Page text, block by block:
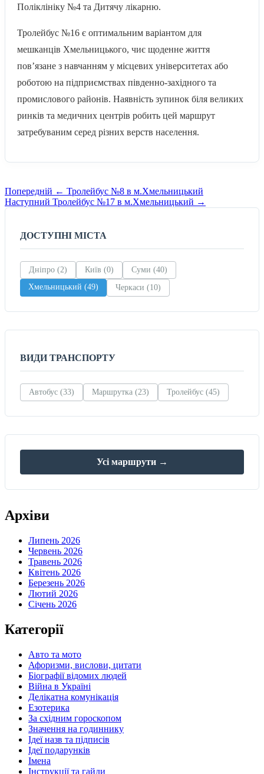
Поліклініку №4 та Дитячу лікарню.
Тролейбус №16 є оптимальним варіантом для
мешканців Хмельницького, чиє щоденне життя
пов’язане з навчанням у місцевих університетах або
роботою на підприємствах південно-західного та
промислового районів. Наявність зупинок біля великих
ринків та медичних центрів робить цей маршрут
затребуваним серед різних верств населення.
Навігація
записів
Попередній
маршрут
Попередній ← Тролейбус №8 в м.Хмельницький
Наступний
маршрут
Наступний Тролейбус №17 в м.Хмельницький →
ДОСТУПНІ МІСТА
Дніпро (2) Київ (0)
Суми (40)
Хмельницький (49)
Черкаси (10)
ВИДИ ТРАНСПОРТУ
Автобус (33) Маршрутка (23) Тролейбус (45)
Усі маршрути →
Архіви
Липень 2026
Червень 2026
Травень 2026
Квітень 2026
Березень 2026
Лютий 2026
Січень 2026
Категорії
Авто та мото
Афоризми, вислови, цитати
Біографії відомих людей
Війна в Україні
Делікатна комунікація
Езотерика
За східним гороскопом
Значення на годиннику
Ідеї назв та підписів
Ідеї подарунків
Імена
Інструкції та гайди